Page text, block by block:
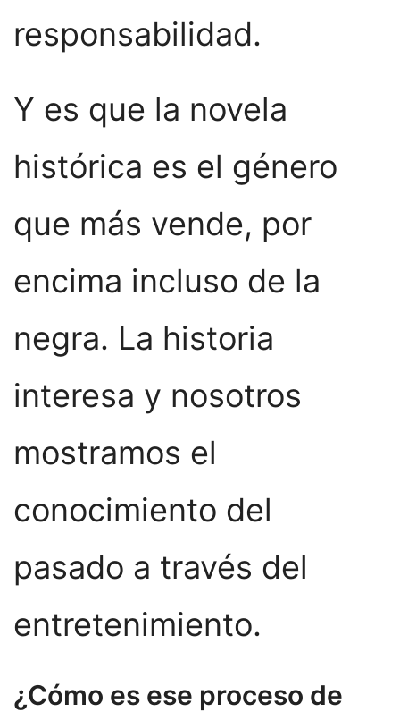
responsabilidad.
Y es que la novela
histórica es el género
que más vende, por
encima incluso de la
negra. La historia
interesa y nosotros
mostramos el
conocimiento del
pasado a través del
entretenimiento.
¿Cómo es ese proceso de